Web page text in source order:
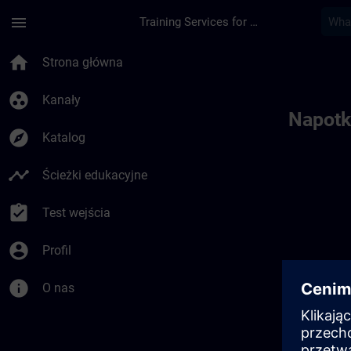
menu Training Services for Digital Industries
home Strona główna
group_work Kanały
explore Katalog
timeline Ścieżki edukacyjne
assignment_turned_in Test wejścia
account_circle Profil
info O nas